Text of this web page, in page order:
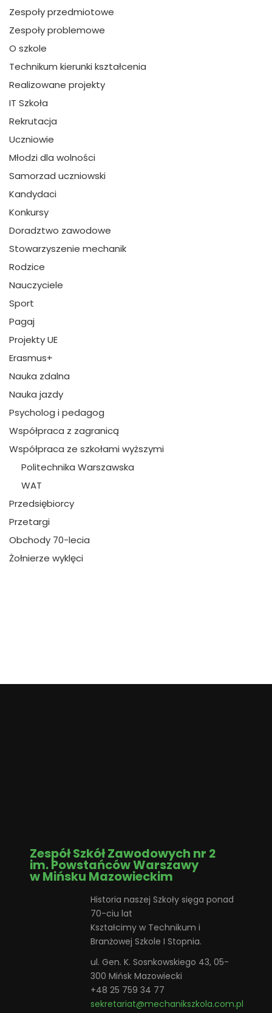
Zespoły przedmiotowe
Zespoły problemowe
O szkole
Technikum kierunki kształcenia
Realizowane projekty
IT Szkoła
Rekrutacja
Uczniowie
Młodzi dla wolności
Samorzad uczniowski
Kandydaci
Konkursy
Doradztwo zawodowe
Stowarzyszenie mechanik
Rodzice
Nauczyciele
Sport
Pagaj
Projekty UE
Erasmus+
Nauka zdalna
Nauka jazdy
Psycholog i pedagog
Współpraca z zagranicą
Współpraca ze szkołami wyższymi
Politechnika Warszawska
WAT
Przedsiębiorcy
Przetargi
Obchody 70-lecia
Żołnierze wyklęci
Zespół Szkół Zawodowych nr 2
im. Powstańców Warszawy
w Mińsku Mazowieckim
Historia naszej Szkoły sięga ponad
70-ciu lat
Kształcimy w Technikum i
Branżowej Szkole I Stopnia.
ul. Gen. K. Sosnkowskiego 43, 05-
300 Mińsk Mazowiecki
+48 25 759 34 77
sekretariat@mechanikszkola.com.pl